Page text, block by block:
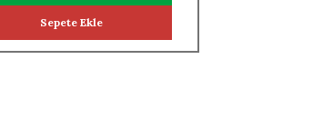
Sepete Ekle